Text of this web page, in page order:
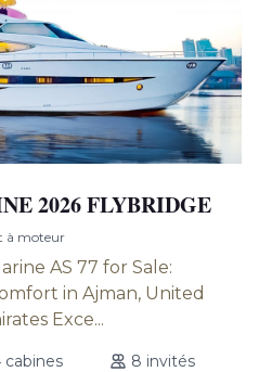
2026 FLYBRIDGE
à moteur
AS 77 for Sale:
in Ajman, United
Exce...
cabines
8 invités